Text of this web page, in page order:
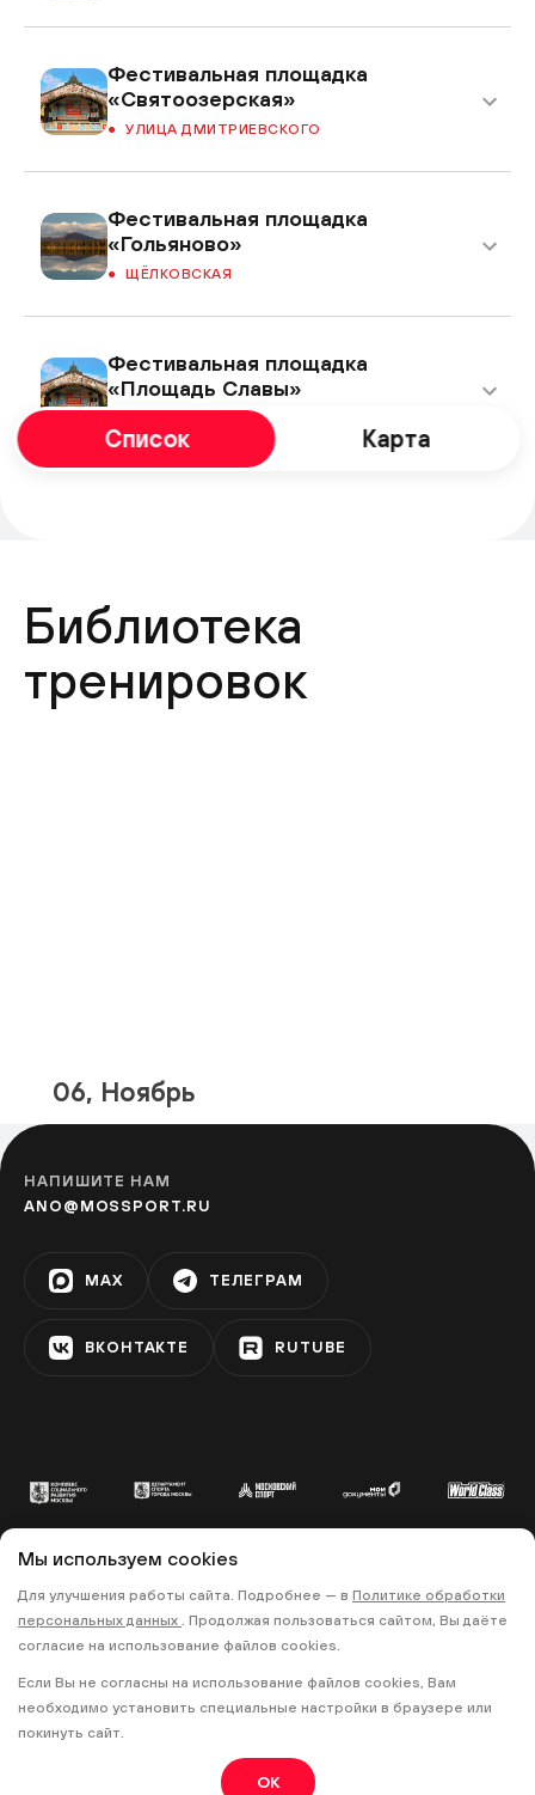
Фестивальная площадка
«Святоозерская»
УЛИЦА ДМИТРИЕВСКОГО
Фестивальная площадка
«Гольяново»
ЩЁЛКОВСКАЯ
Фестивальная площадка
«Площадь Славы»
Ореховом бульваре
ЗЯБЛИКОВО
Фестивальная площадка «Теплый
Стан»
УЛИЦА ГОРЧАКОВА
«Митино»
Список Карта
Библиотека
тренировок
06, Ноябрь
НАПИШИТЕ НАМ
ANO@MOSSPORT.RU
MAX ТЕЛЕГРАМ
ВКОНТАКТЕ RUTUBE
© 2022 «МОСКОВСКИЙ СПОРТ»
• ПОЛИТИКА КОНФИДЕНЦИАЛЬНОСТИ •
ПРАВИЛА ЗАПИСИ НА ТРЕНИРОВКИ
Мы используем cookies
Для улучшения работы сайта. Подробнее — в Политике обработки
персональных данных . Продолжая пользоваться сайтом, Вы даёте
согласие на использование файлов cookies.
Если Вы не согласны на использование файлов cookies, Вам
необходимо установить специальные настройки в браузере или
покинуть сайт.
OK